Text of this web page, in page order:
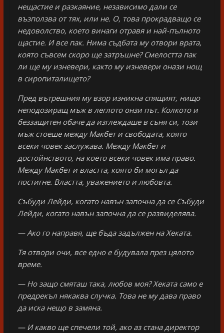
нещастие и разкаяние, независимо дали се
възползва от тях, или не. О, това прокрадващо се
недоволство, което винаги отравя и най-пълното
щастие. И все пак. Нима съдбата му отвори врата,
която съвсем скоро ще затръшне? Смелостта пак
ли ще му изневери, както му изневери онази нощ
в сиропиталището?
Пред вътрешния му взор изникна спящият, нищо
неподозиращ мъж в леглото онзи път. Колкото и
беззащитен обаче да изглеждаше в съня си, този
мъж стоеше между Макбет и свободата, която
всеки човек заслужава. Между Макбет и
достойнството, на което всеки човек има право.
Между Макбет и властта, която би могъл да
постигне. Властта, уважението и любовта.
Събуди Лейди, когато навън започна да се Събуди
Лейди, когато навън започна да се развиделява.
— Ако го направя, ще бъда задължен на Хеката.
Тя отвори очи, все едно е будувала през цялото
време.
— Но защо смяташ така, любов моя? Хеката само е
предрекъл някаква случка. Това не му дава право
да иска нещо в замяна.
— И какво ще спечели той, ако аз стана директор